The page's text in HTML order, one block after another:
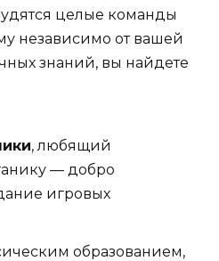
целые команды
независимо от вашей
знаний, вы найдете
, любящий
— добро
игровых
образованием,